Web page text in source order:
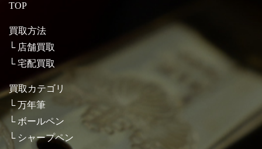
TOP
買取方法
店舗買取
宅配買取
買取カテゴリ
万年筆
ボールペン
シャープペン